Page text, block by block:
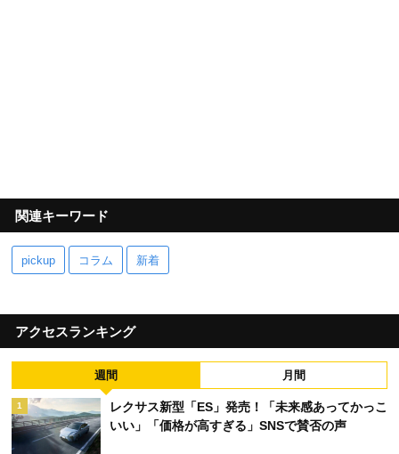
関連キーワード
pickup コラム 新着
アクセスランキング
週間 月間
1
レクサス新型「ES」発売！「未来感あってかっこ
いい」「価格が高すぎる」SNSで賛否の声